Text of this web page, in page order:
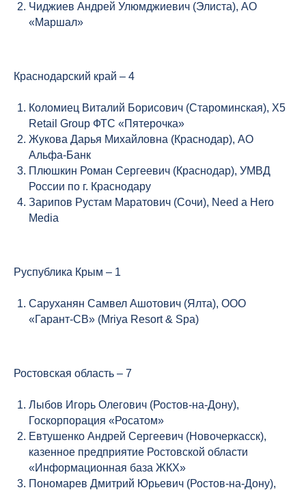
Чиджиев Андрей Улюмджиевич (Элиста), АО
«Маршал»
Краснодарский край – 4
Коломиец Виталий Борисович (Староминская), X5
Retail Group ФТС «Пятерочка»
Жукова Дарья Михайловна (Краснодар), АО
Альфа-Банк
Плюшкин Роман Сергеевич (Краснодар), УМВД
России по г. Краснодару
Зарипов Рустам Маратович (Сочи), Need a Hero
Media
Руспублика Крым – 1
Саруханян Самвел Ашотович (Ялта), ООО
«Гарант-СВ» (Mriya Resort & Spa)
Ростовская область – 7
Лыбов Игорь Олегович (Ростов-на-Дону),
Госкорпорация «Росатом»
Евтушенко Андрей Сергеевич (Новочеркасск),
казенное предприятие Ростовской области
«Информационная база ЖКХ»
Пономарев Дмитрий Юрьевич (Ростов-на-Дону),